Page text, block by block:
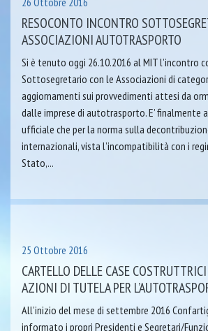
RESOCONTO INCONTRO
ASSOCIAZIONI AUTOTRASPORTO
Si è tenuto oggi 26.10.2016 al MIT l’incontro
Sottosegretario con le Associazioni di
aggiornamenti sui provvedimenti attesi da
dalle imprese di autotrasporto. E’ finalmente
ufficiale che per la norma sulla
internazionali, vista l’incompatibilità con i
Stato,...
25 Ottobre 2016
CARTELLO DELLE CASE
AZIONI DI TUTELA PER
All’inizio del mese di settembre 2016
informato i propri Presidenti e Segretari/